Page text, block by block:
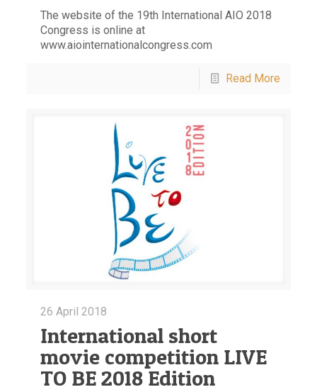
The website of the 19th International AIO 2018
Congress is online at
www.aiointernationalcongress.com
Read More
26 April 2018
International short
movie competition LIVE
TO BE 2018 Edition